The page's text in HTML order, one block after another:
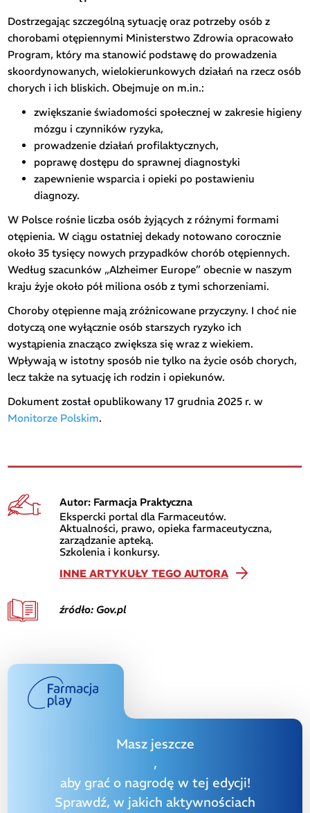
Dostrzegając szczególną sytuację oraz potrzeby osób z
chorobami otępiennymi Ministerstwo Zdrowia opracowało
Program, który ma stanowić podstawę do prowadzenia
skoordynowanych, wielokierunkowych działań na rzecz osób
chorych i ich bliskich. Obejmuje on m.in.:
zwiększanie świadomości społecznej w zakresie higieny
mózgu i czynników ryzyka,
prowadzenie działań profilaktycznych,
poprawę dostępu do sprawnej diagnostyki
zapewnienie wsparcia i opieki po postawieniu
diagnozy.
W Polsce rośnie liczba osób żyjących z różnymi formami
otępienia. W ciągu ostatniej dekady notowano corocznie
około 35 tysięcy nowych przypadków chorób otępiennych.
Według szacunków „Alzheimer Europe” obecnie w naszym
kraju żyje około pół miliona osób z tymi schorzeniami.
Choroby otępienne mają zróżnicowane przyczyny. I choć nie
dotyczą one wyłącznie osób starszych ryzyko ich
wystąpienia znacząco zwiększa się wraz z wiekiem.
Wpływają w istotny sposób nie tylko na życie osób chorych,
lecz także na sytuację ich rodzin i opiekunów.
Dokument został opublikowany 17 grudnia 2025 r. w
Monitorze Polskim.
Autor: Farmacja Praktyczna
Ekspercki portal dla Farmaceutów.
Aktualności, prawo, opieka farmaceutyczna,
zarządzanie apteką.
Szkolenia i konkursy.
INNE ARTYKUŁY TEGO AUTORA
źródło: Gov.pl
Masz jeszcze
,
aby grać o nagrodę w tej edycji!
Sprawdź, w jakich aktywnościach